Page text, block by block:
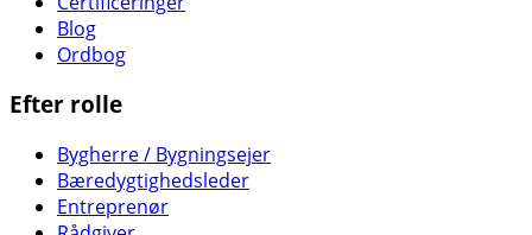
Blog
Ordbog
Efter rolle
Bygherre / Bygningsejer
Bæredygtighedsleder
Entreprenør